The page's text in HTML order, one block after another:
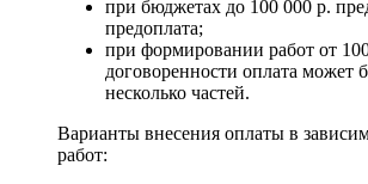
при бюджетах до 100 000 р.
предоплата;
при формировании работ от
договоренности оплата может
несколько частей.
Варианты внесения оплаты в
работ: